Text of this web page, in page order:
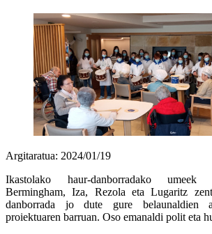
Argitaratua: 2024/01/19
Ikastolako haur-danborradako umeek
Bermingham, Iza, Rezola eta Lugaritz
danborrada jo dute gure belaunaldien
proiektuaren barruan. Oso emanaldi polit eta